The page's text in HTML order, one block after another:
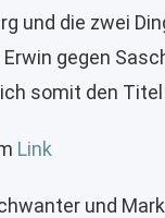
und die zwei
gegen
somit den
Link
und